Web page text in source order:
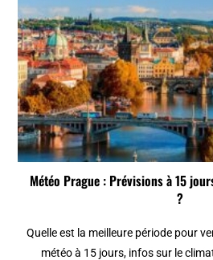
Météo Prague : Prévisions à 15
?
Quelle est la meilleure période pour
météo à 15 jours, infos sur le